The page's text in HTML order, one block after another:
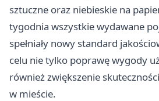
sztuczne oraz niebieskie na
tygodnia wszystkie wydawane
spełniały nowy standard
celu nie tylko poprawę wygody
również zwiększenie
w mieście.